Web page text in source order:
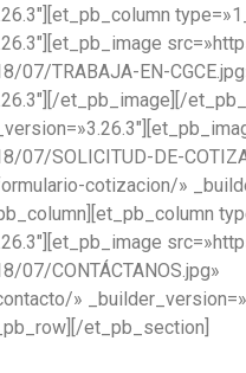
07/TRABAJA-EN-
et_pb_image][/
07/SOLICITUD-DE-
cotizacion/»
07/CONTÁCTANOS.jpg»
»
et_pb_section]